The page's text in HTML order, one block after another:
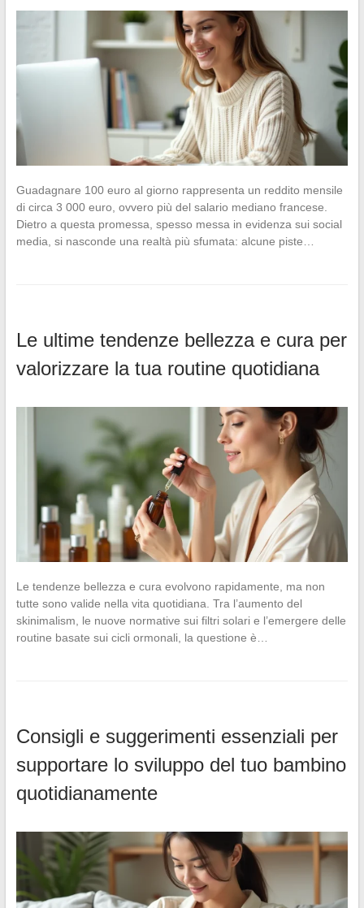
Guadagnare 100 euro al giorno rappresenta un reddito mensile
di circa 3 000 euro, ovvero più del salario mediano francese.
Dietro a questa promessa, spesso messa in evidenza sui social
media, si nasconde una realtà più sfumata: alcune piste…
Le ultime tendenze bellezza e cura per
valorizzare la tua routine quotidiana
Le tendenze bellezza e cura evolvono rapidamente, ma non
tutte sono valide nella vita quotidiana. Tra l’aumento del
skinimalism, le nuove normative sui filtri solari e l’emergere delle
routine basate sui cicli ormonali, la questione è…
Consigli e suggerimenti essenziali per
supportare lo sviluppo del tuo bambino
quotidianamente